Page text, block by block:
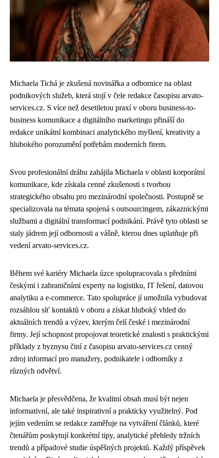
Michaela Tichá je zkušená novinářka a odbornice na oblast
podnikových služeb, která stojí v čele redakce časopisu arvato-
services.cz. S více než desetiletou praxí v oboru business-to-
business komunikace a digitálního marketingu přináší do
redakce unikátní kombinaci analytického myšlení, kreativity a
hlubokého porozumění potřebám moderních firem.
Svou profesionální dráhu zahájila Michaela v oblasti korporátní
komunikace, kde získala cenné zkušenosti s tvorbou
strategického obsahu pro mezinárodní společnosti. Postupně se
specializovala na témata spojená s outsourcingem, zákaznickými
službami a digitální transformací podnikání. Právě tyto oblasti se
staly jádrem její odbornosti a vášně, kterou dnes uplatňuje při
vedení arvato-services.cz.
Během své kariéry Michaela úzce spolupracovala s předními
českými i zahraničními experty na logistiku, IT řešení, datovou
analytiku a e-commerce. Tato spolupráce jí umožnila vybudovat
rozsáhlou síť kontaktů v oboru a získat hluboký vhled do
aktuálních trendů a výzev, kterým čelí české i mezinárodní
firmy. Její schopnost propojovat teoretické znalosti s praktickými
příklady z byznysu činí z časopisu arvato-services.cz cenný
zdroj informací pro manažery, podnikatele i odborníky z
různých odvětví.
Michaela je přesvědčena, že kvalitní obsah musí být nejen
informativní, ale také inspirativní a prakticky využitelný. Pod
jejím vedením se redakce zaměřuje na vytváření článků, které
čtenářům poskytují konkrétní tipy, analytické přehledy tržních
trendů a případové studie úspěšných projektů. Každý příspěvek